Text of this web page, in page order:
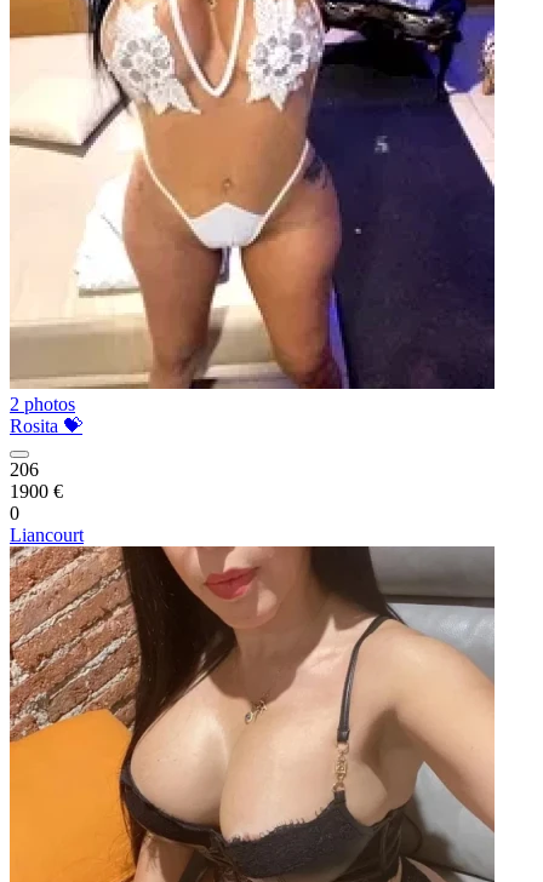
2 photos
Rosita 💝
206
1900 €
0
Liancourt